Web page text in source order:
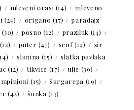
mleveni orasi (14)
mleveno
(24) origano (17)
paradajz
(30) posno (12) praziluk (14)
(12) puter (47) senf(19)
sir
slanina (15)
slatka pavlaka
(12) tikvice (17) ulje (39)
(15) šargarepa (19)
(42) šunka (13)